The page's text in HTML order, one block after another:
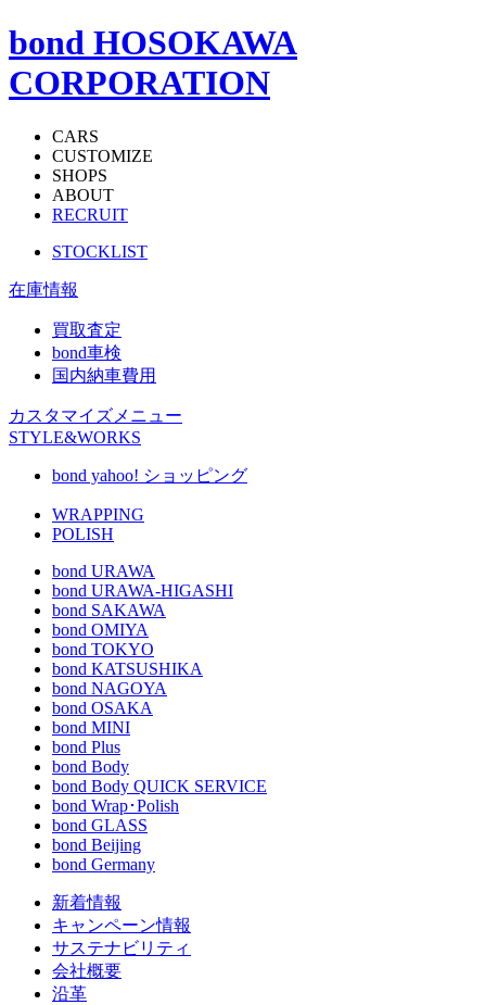
bond HOSOKAWA
CORPORATION
CARS
CUSTOMIZE
SHOPS
ABOUT
RECRUIT
STOCKLIST
在庫情報
買取査定
bond車検
国内納車費用
カスタマイズメニュー
STYLE&WORKS
bond yahoo! ショッピング
WRAPPING
POLISH
bond URAWA
bond URAWA-HIGASHI
bond SAKAWA
bond OMIYA
bond TOKYO
bond KATSUSHIKA
bond NAGOYA
bond OSAKA
bond MINI
bond Plus
bond Body
bond Body QUICK SERVICE
bond Wrap･Polish
bond GLASS
bond Beijing
bond Germany
新着情報
キャンペーン情報
サステナビリティ
会社概要
沿革